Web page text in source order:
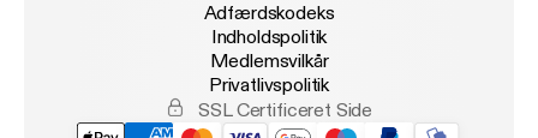
Adfærdskodeks
Indholdspolitik
Medlemsvilkår
Privatlivspolitik
SSL Certificeret Side